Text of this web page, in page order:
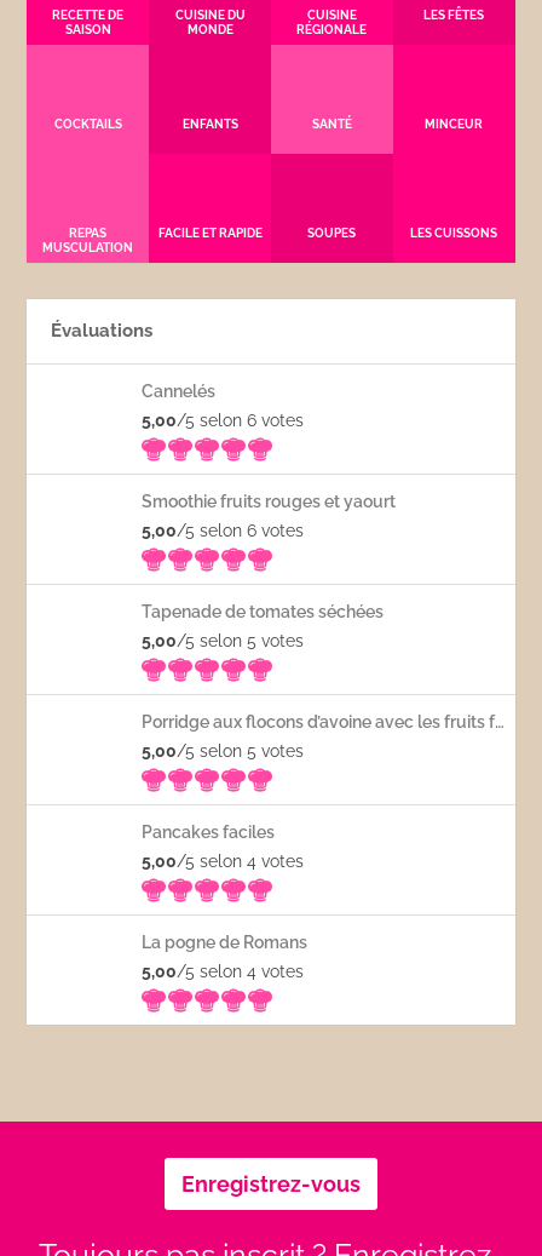
RECETTE DE
SAISON
CUISINE DU
MONDE
CUISINE
RÉGIONALE
LES FÊTES
COCKTAILS ENFANTS SANTÉ MINCEUR
REPAS
MUSCULATION
FACILE ET RAPIDE SOUPES LES CUISSONS
Évaluations
Cannelés
5,00/5 selon 6votes
Smoothie fruits rouges et yaourt
5,00/5 selon 6votes
Tapenade de tomates séchées
5,00/5 selon 5votes
Porridge aux flocons d’avoine avec les fruits frais
5,00/5 selon 5votes
Pancakes faciles
5,00/5 selon 4votes
La pogne de Romans
5,00/5 selon 4votes
Enregistrez-vous